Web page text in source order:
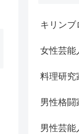
キリンブ
女性芸能
料理研究
男性格闘
男性芸能